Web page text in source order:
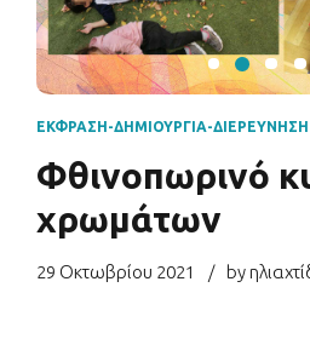
ΈΚΦΡΑΣΗ-ΔΗΜΙΟΥΡΓΊΑ-ΔΙΕΡΕΎΝΗΣΗ
Φθινοπωρινό
χρωμάτων
29 Οκτωβρίου 2021 by